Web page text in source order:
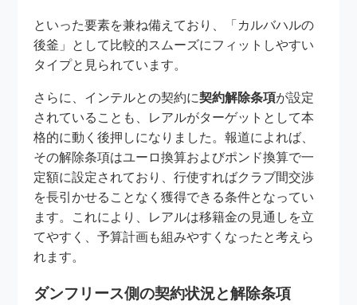
といった要素を兼ね備えており、「カルバハルの
後釜」として比較的スムーズにフィットしやすい
タイプと見られています。
さらに、インテルとの契約に契約解除条項が設定
されていることも、レアルがターゲットとして本
格的に動く後押しになりました。報道によれば、
その解除条項はユーロ換算およびポンド換算で一
定額に設定されており、行使すればクラブ間交渉
を長引かせることなく獲得できる条件となってい
ます。これにより、レアルは移籍金の見通しを立
てやすく、予算計画も組みやすくなったと考えら
れます。
ダンフリース側の契約状況と解除条項